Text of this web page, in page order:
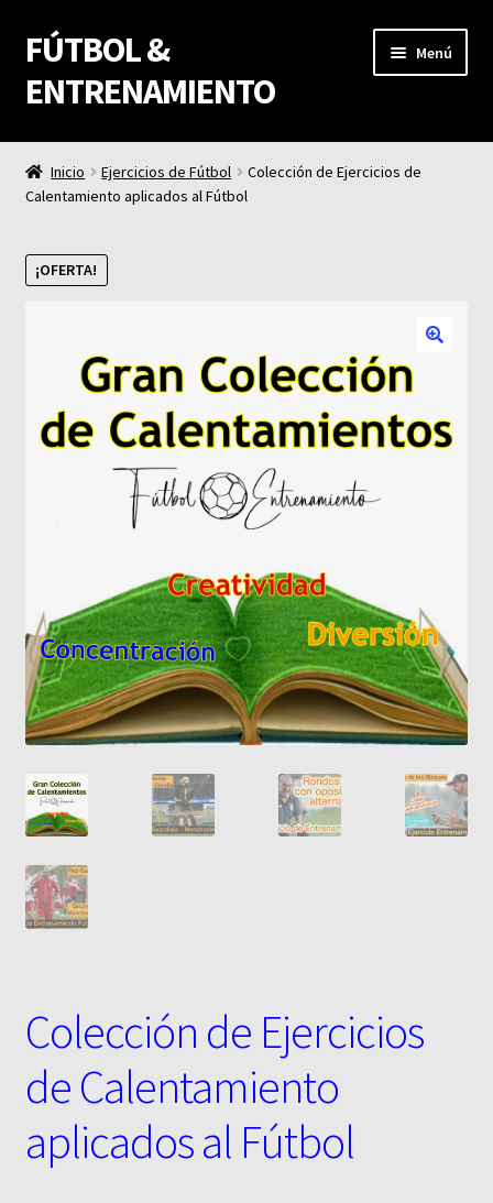
Ir
a
la
Ir
al
contenido
FÚTBOL &
ENTRENAMIENTO
Menú
Fútbol & Entrenamiento
Carrito
Finalizar compra
Inicio Ejercicios de Fútbol
Colección de Ejercicios de
Calentamiento aplicados al Fútbol
¡OFERTA!
Colección de Ejercicios
de Calentamiento
aplicados al Fútbol